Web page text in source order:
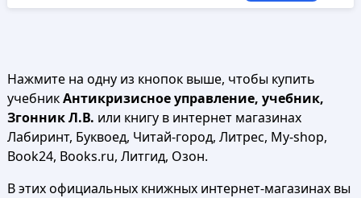
Нажмите на одну из кнопок выше, чтобы купить
учебникАнтикризисное управление, учебник,
Згонник Л.В. или книгу в интернет магазинах
Лабиринт, Буквоед, Читай-город, Литрес, My-shop,
Book24, Books.ru, Литгид, Озон.
В этих официальных книжных интернет-магазинах вы